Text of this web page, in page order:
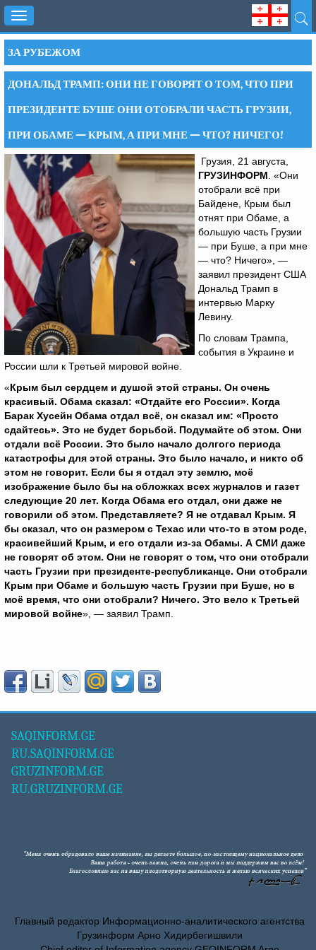
Toggle
navigation
ЗА РУБЕЖОМ
ДОНАЛЬД ТРАМП: ОНИ НЕ ГОВОРЯТ О ТОМ, ЧТО ПРИ
ПРЕЗИДЕНТЕ БУШЕ ОНИ ОТОБРАЛИ ЧАСТЬ ГРУЗИИ,
ПРИ ОБАМЕ — КРЫМ, А ПРИ МНЕ — ЧТО? НИЧЕГО!
Грузия, 21 августа,
ГРУЗИНФОРМ . «Они
отобрали всё при
Байдене, Крым был
отнят при Обаме, а
большую часть Грузии
— при Буше, а при мне
— что? Ничего», —
заявил президент США
Дональд Трамп в
интервью Марку
Левину.
По словам Трампа,
события в Украине и
России шли к Третьей мировой войне.
«Крым был сердцем и душой этой страны. Он очень
красивый. Обама сказал: «Отдайте его России». Когда
Барак Хусейн Обама отдал всё, он сказал им: «Просто
сдайтесь». Это не будет борьбой. Подумайте об этом. Они
отдали всё России. Это было начало долгого периода
катастрофы для этой страны. Это было начало, и никто об
этом не говорит. Если бы я отдал эту землю, моё
изображение было бы на обложках всех журналов и газет
следующие 20 лет. Когда Обама его отдал, они даже не
говорили об этом. Представляете? Я не отдавал Крым. Я
бы сказал, что он размером с Техас или что-то в этом роде,
красивейший Крым, и его отдали из-за Обамы. А СМИ даже
не говорят об этом. Они не говорят о том, что они отобрали
часть Грузии при президенте-республиканце. Они отобрали
Крым при Обаме и большую часть Грузии при Буше, но в
моё время, что они отобрали? Ничего. Это вело к Третьей
мировой войне», — заявил Трамп.
SAQINFORM.GE
RU.SAQINFORM.GE
GRUZINFORM.GE
RU.GRUZINFORM.GE
Главный редактор Информационно-аналитического агентства
Грузинформ Арно Хидирбегишвили